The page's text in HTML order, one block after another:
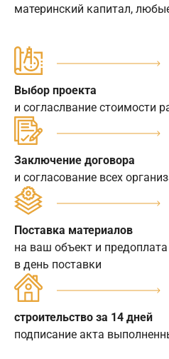
материнский капитал,
Выбор проекта
и согласлвание стоимости
Заключение договора
и согласование всех
Поставка материалов
на ваш объект и
в день поставки
строительство за 14 дней
подписание акта